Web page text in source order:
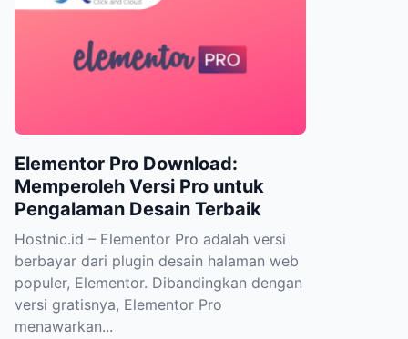
Elementor Pro Download:
Memperoleh Versi Pro untuk
Pengalaman Desain Terbaik
Hostnic.id – Elementor Pro adalah versi
berbayar dari plugin desain halaman web
populer, Elementor. Dibandingkan dengan
versi gratisnya, Elementor Pro
menawarkan...